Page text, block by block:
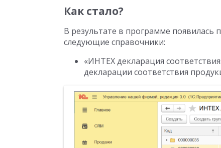
Как стало?
В результате в программе появилась
следующие справочники:
«ИНТЕХ декларация
декларации соответствия